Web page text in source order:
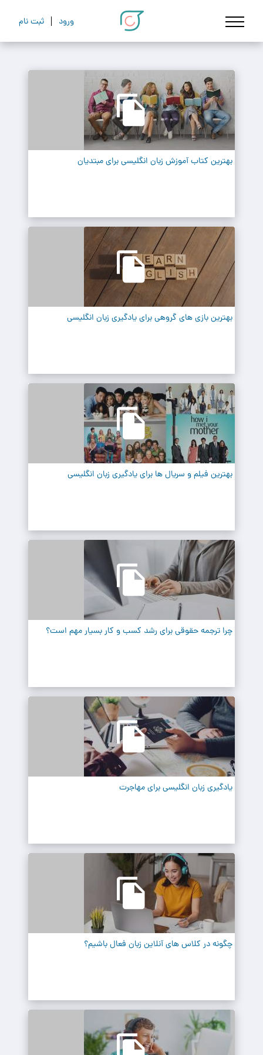
ورود ثبت نام
بهترین کتاب آموزش زبان انگلیسی برای مبتدیان
بهترین بازی های گروهی برای یادگیری زبان انگلیسی
بهترین فیلم و سریال ها برای یادگیری زبان انگلیسی
چرا ترجمه حقوقی برای رشد کسب و کار بسیار مهم است؟
یادگیری زبان انگلیسی برای مهاجرت
چگونه در کلاس های آنلاین زبان فعال باشیم؟